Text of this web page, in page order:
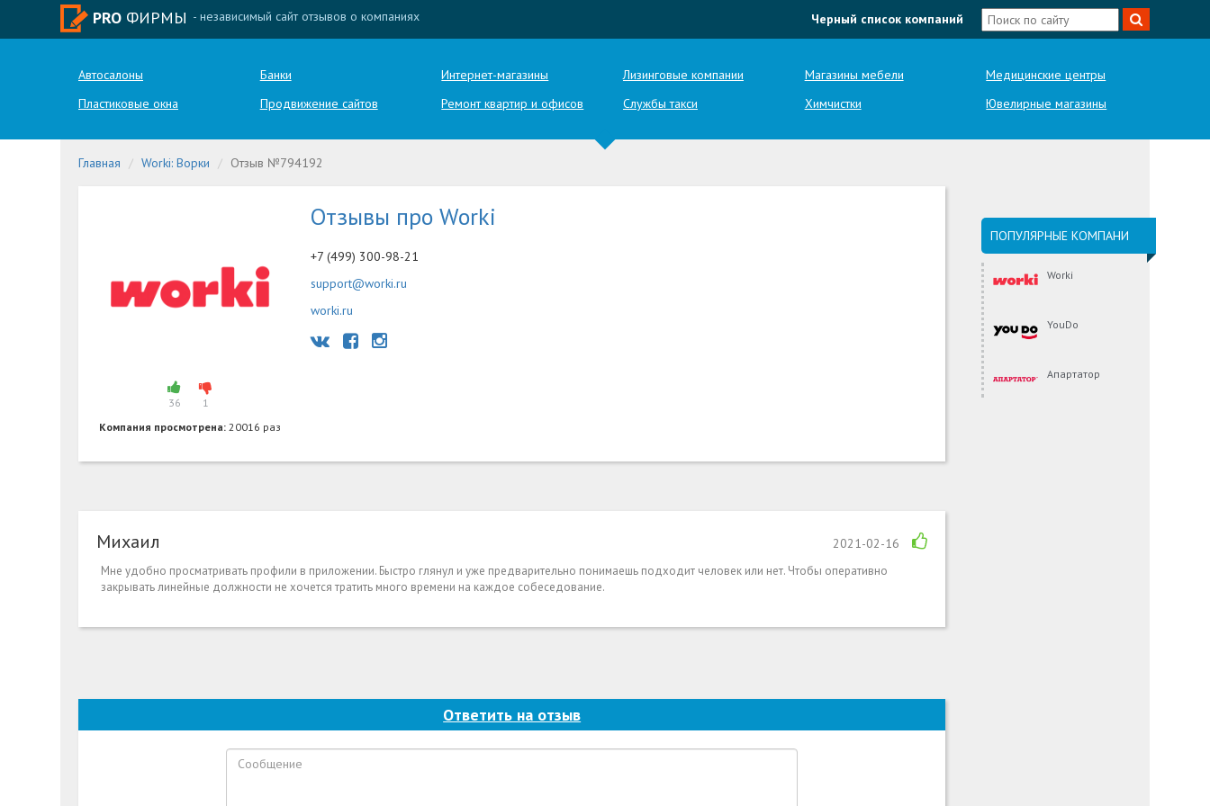
PRO ФИРМЫ - независимый сайт отзывов о компаниях Черный список компаний
Автосалоны Банки Интернет-магазины Лизинговые компании Магазины мебели
Медицинские центры
Пластиковые окна
Продвижение сайтов Ремонт квартир и офисов Службы такси Химчистки Ювелирные магазины
Главная Worki: Ворки Отзыв №794192
36
1
Компания просмотрена:20016 раз
Отзывы про Worki
+7 (499) 300-98-21
support@worki.ru
worki.ru
Михаил 2021-02-16
Мне удобно просматривать профили в приложении. Быстро глянул и уже предварительно понимаешь подходит человек или нет. Чтобы оперативно
закрывать линейные должности не хочется тратить много времени на каждое собеседование.
Ответить на отзыв
ПОПУЛЯРНЫЕ КОМПАНИ
Worki
YouDo
Апартатор